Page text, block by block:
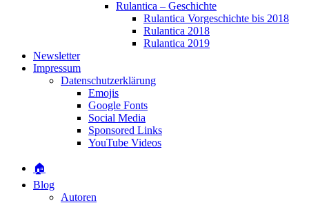
Rulantica – Geschichte
Rulantica Vorgeschichte bis 2018
Rulantica 2018
Rulantica 2019
Newsletter
Impressum
Datenschutzerklärung
Emojis
Google Fonts
Social Media
Sponsored Links
YouTube Videos
🏠
Blog
Autoren